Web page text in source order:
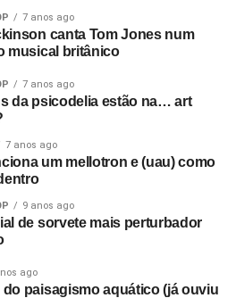
7 anos ago
canta Tom Jones num
musical britânico
7 anos ago
da psicodelia estão na… art
7 anos ago
um mellotron e (uau) como
9 anos ago
de sorvete mais perturbador
ago
do paisagismo aquático (já ouviu